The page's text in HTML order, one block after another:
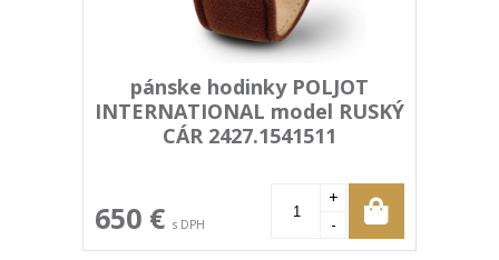
pánske hodinky POLJOT
INTERNATIONAL model RUSKÝ
CÁR 2427.1541511
650 € s DPH
+
-